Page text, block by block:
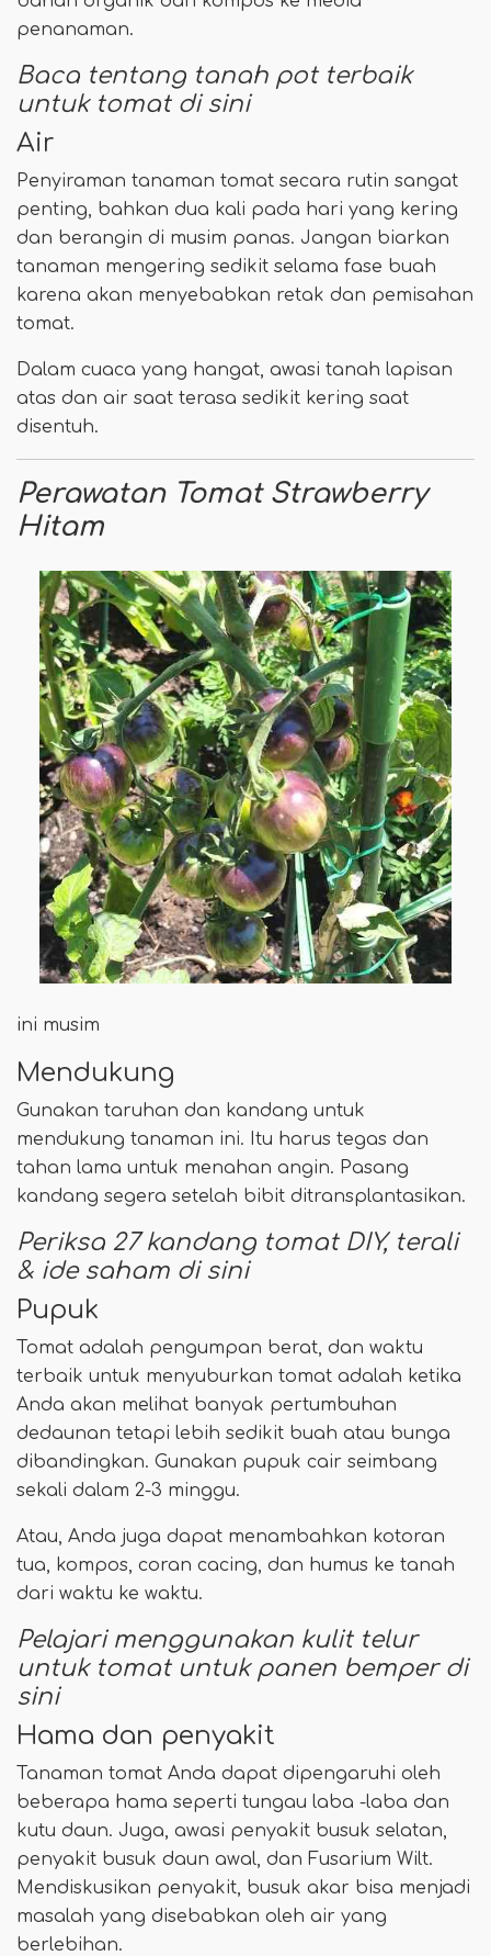
penanaman.
Baca tentang tanah pot terbaik
untuk tomat di sini
Air
Penyiraman tanaman tomat secara rutin sangat
penting, bahkan dua kali pada hari yang kering
dan berangin di musim panas. Jangan biarkan
tanaman mengering sedikit selama fase buah
karena akan menyebabkan retak dan pemisahan
tomat.
Dalam cuaca yang hangat, awasi tanah lapisan
atas dan air saat terasa sedikit kering saat
disentuh.
Perawatan Tomat Strawberry
Hitam
ini musim
Mendukung
Gunakan taruhan dan kandang untuk
mendukung tanaman ini. Itu harus tegas dan
tahan lama untuk menahan angin. Pasang
kandang segera setelah bibit ditransplantasikan.
Periksa 27 kandang tomat DIY, terali
& ide saham di sini
Pupuk
Tomat adalah pengumpan berat, dan waktu
terbaik untuk menyuburkan tomat adalah ketika
Anda akan melihat banyak pertumbuhan
dedaunan tetapi lebih sedikit buah atau bunga
dibandingkan. Gunakan pupuk cair seimbang
sekali dalam 2-3 minggu.
Atau, Anda juga dapat menambahkan kotoran
tua, kompos, coran cacing, dan humus ke tanah
dari waktu ke waktu.
Pelajari menggunakan kulit telur
untuk tomat untuk panen bemper di
sini
Hama dan penyakit
Tanaman tomat Anda dapat dipengaruhi oleh
beberapa hama seperti tungau laba -laba dan
kutu daun. Juga, awasi penyakit busuk selatan,
penyakit busuk daun awal, dan Fusarium Wilt.
Mendiskusikan penyakit, busuk akar bisa menjadi
masalah yang disebabkan oleh air yang
berlebihan.